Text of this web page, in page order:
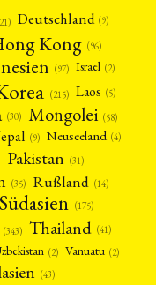
SIE JETZT!
Deutschland (9)
Kong (96)
(97) Israel (2)
(215) Laos (5)
(30) Mongolei (58)
(9) Neuseeland (4)
Pakistan (31)
(35) Rußland (14)
Südasien (175)
(343) Thailand (41)
(2) Vanuatu (2)
(43)